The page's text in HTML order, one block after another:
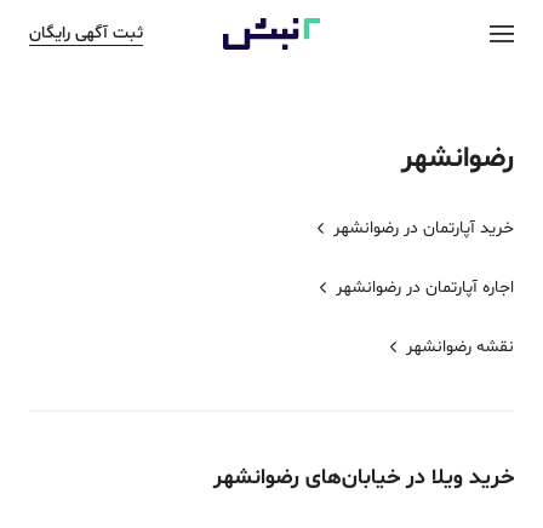
ثبت آگهی رایگان
رضوانشهر
خرید آپارتمان در رضوانشهر
اجاره آپارتمان در رضوانشهر
نقشه رضوانشهر
خرید ویلا در خیابان‌های رضوانشهر